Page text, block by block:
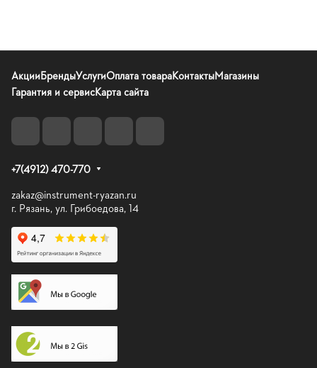
АкцииБрендыУслугиОплата товараКонтактыМагазины
Гарантия и сервисКарта сайта
+7(4912) 470-770
zakaz@instrument-ryazan.ru
г. Рязань, ул. Грибоедова, 14